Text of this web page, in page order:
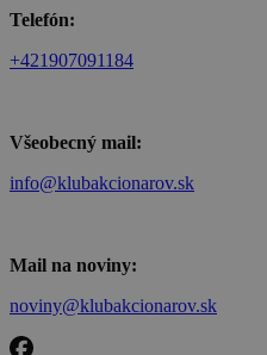
Telefón:
+421907091184
Všeobecný mail:
info@klubakcionarov.sk
Mail na noviny:
noviny@klubakcionarov.sk